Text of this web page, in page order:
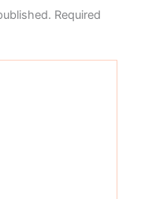
Required